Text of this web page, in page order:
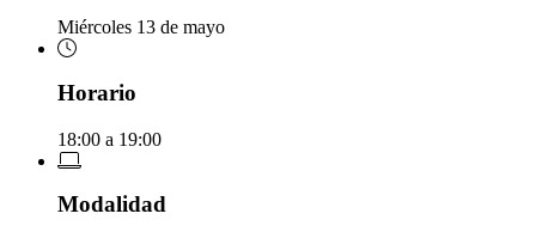
Miércoles 13 de mayo
Horario
18:00 a 19:00
Modalidad